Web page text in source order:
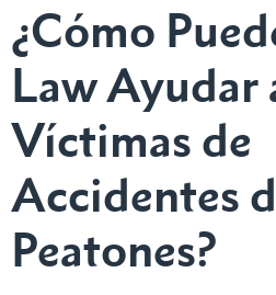
¿Cómo
Law Ayudar
Víctimas de
Accidentes
Peatones?